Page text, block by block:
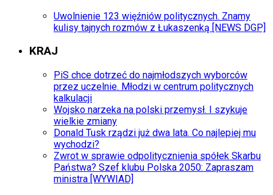
Uwolnienie 123 więźniów politycznych. Znamy
kulisy tajnych rozmów z Łukaszenką [NEWS DGP]
KRAJ
PiS chce dotrzeć do najmłodszych wyborców
przez uczelnie. Młodzi w centrum politycznych
kalkulacji
Wojsko narzeka na polski przemysł. I szykuje
wielkie zmiany
Donald Tusk rządzi już dwa lata. Co najlepiej mu
wychodzi?
Zwrot w sprawie odpolitycznienia spółek Skarbu
Państwa? Szef klubu Polska 2050: Zapraszam
ministra [WYWIAD]